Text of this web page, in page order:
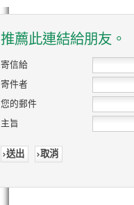
推薦此連結給朋友。
寄信給
寄件者
您的郵件
主旨
送出 取消